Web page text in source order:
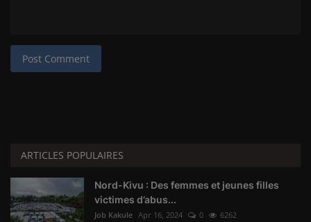
Post Comment
ARTICLES POPULAIRES
Nord-Kivu : Des femmes et jeunes filles
victimes d’abus...
Job Kakule Apr 16, 2024 0 6262